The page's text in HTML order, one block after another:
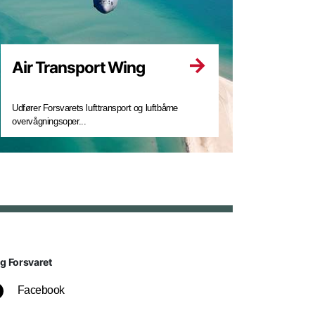
Air Transport Wing
Udfører Forsvarets lufttransport og luftbårne
overvågningsoper...
Forsvaret
Facebook